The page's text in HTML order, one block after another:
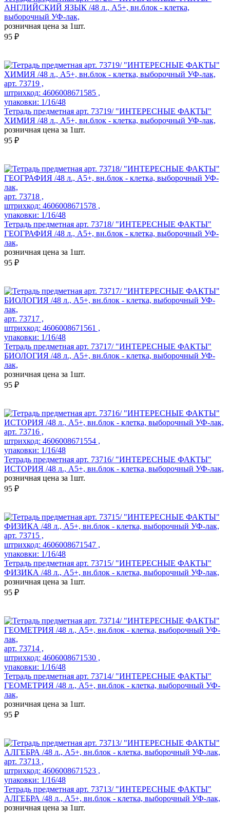
АНГЛИЙСКИЙ ЯЗЫК /48 л., А5+, вн.блок - клетка,
выборочный УФ-лак,
розничная цена за 1шт.
95 ₽
арт. 73719 ,
штрихкод: 4606008671585 ,
упаковки: 1/16/48
Тетрадь предметная арт. 73719/ "ИНТЕРЕСНЫЕ ФАКТЫ"
ХИМИЯ /48 л., А5+, вн.блок - клетка, выборочный УФ-лак,
розничная цена за 1шт.
95 ₽
арт. 73718 ,
штрихкод: 4606008671578 ,
упаковки: 1/16/48
Тетрадь предметная арт. 73718/ "ИНТЕРЕСНЫЕ ФАКТЫ"
ГЕОГРАФИЯ /48 л., А5+, вн.блок - клетка, выборочный УФ-
лак,
розничная цена за 1шт.
95 ₽
арт. 73717 ,
штрихкод: 4606008671561 ,
упаковки: 1/16/48
Тетрадь предметная арт. 73717/ "ИНТЕРЕСНЫЕ ФАКТЫ"
БИОЛОГИЯ /48 л., А5+, вн.блок - клетка, выборочный УФ-
лак,
розничная цена за 1шт.
95 ₽
арт. 73716 ,
штрихкод: 4606008671554 ,
упаковки: 1/16/48
Тетрадь предметная арт. 73716/ "ИНТЕРЕСНЫЕ ФАКТЫ"
ИСТОРИЯ /48 л., А5+, вн.блок - клетка, выборочный УФ-лак,
розничная цена за 1шт.
95 ₽
арт. 73715 ,
штрихкод: 4606008671547 ,
упаковки: 1/16/48
Тетрадь предметная арт. 73715/ "ИНТЕРЕСНЫЕ ФАКТЫ"
ФИЗИКА /48 л., А5+, вн.блок - клетка, выборочный УФ-лак,
розничная цена за 1шт.
95 ₽
арт. 73714 ,
штрихкод: 4606008671530 ,
упаковки: 1/16/48
Тетрадь предметная арт. 73714/ "ИНТЕРЕСНЫЕ ФАКТЫ"
ГЕОМЕТРИЯ /48 л., А5+, вн.блок - клетка, выборочный УФ-
лак,
розничная цена за 1шт.
95 ₽
арт. 73713 ,
штрихкод: 4606008671523 ,
упаковки: 1/16/48
Тетрадь предметная арт. 73713/ "ИНТЕРЕСНЫЕ ФАКТЫ"
АЛГЕБРА /48 л., А5+, вн.блок - клетка, выборочный УФ-лак,
розничная цена за 1шт.